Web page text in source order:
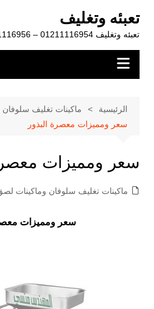
المحتوى
تعبئه وتغليف
تعبئه وتغليف 01211116954 – 01211116956 – 01211116958
الرئيسية
ماكينات تغليف
سعر ومميزات معصرة البذور
سعر ومميزات
ماكينات تغليف سلوفان وماكينات
سعر ومميزات